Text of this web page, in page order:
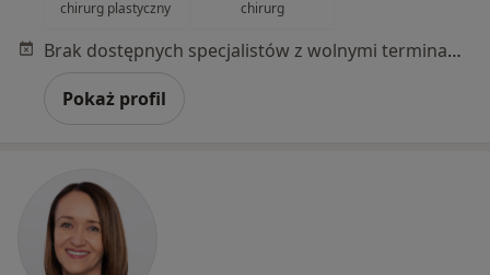
chirurg plastyczny
chirurg
Brak dostępnych specjalistów z wolnymi terminami w tym centrum medycznym.
Pokaż profil